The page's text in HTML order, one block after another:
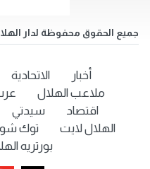
جميع الحقوق محفوظة لدار
أخبار الاتحادية
ملاعب الهلال
اقتصاد
سيدتي
الهلال لايت
توك شو
بورتريه